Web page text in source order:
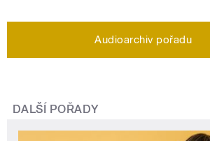
Audioarchiv pořadu
DALŠÍ POŘADY